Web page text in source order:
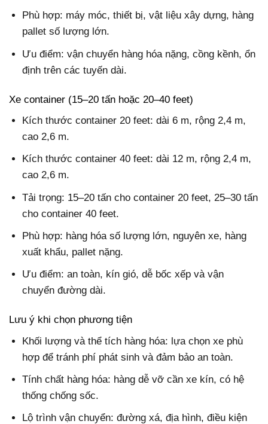
Phù hợp: máy móc, thiết bị, vật liệu xây dựng, hàng
pallet số lượng lớn.
Ưu điểm: vận chuyển hàng hóa nặng, cồng kềnh, ổn
định trên các tuyến dài.
Xe container (15–20 tấn hoặc 20–40 feet)
Kích thước container 20 feet: dài 6 m, rộng 2,4 m,
cao 2,6 m.
Kích thước container 40 feet: dài 12 m, rộng 2,4 m,
cao 2,6 m.
Tải trọng: 15–20 tấn cho container 20 feet, 25–30 tấn
cho container 40 feet.
Phù hợp: hàng hóa số lượng lớn, nguyên xe, hàng
xuất khẩu, pallet nặng.
Ưu điểm: an toàn, kín gió, dễ bốc xếp và vận
chuyển đường dài.
Lưu ý khi chọn phương tiện
Khối lượng và thể tích hàng hóa: lựa chọn xe phù
hợp để tránh phí phát sinh và đảm bảo an toàn.
Tính chất hàng hóa: hàng dễ vỡ cần xe kín, có hệ
thống chống sốc.
Lộ trình vận chuyển: đường xá, địa hình, điều kiện